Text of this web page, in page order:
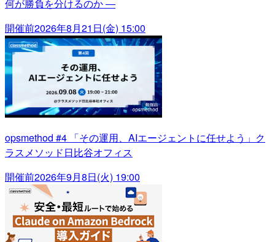
何が勝負を分けるのか ―
開催前2026年8月21日(金) 15:00
opsmethod #4 「その運用、AIエージェントに任せよう」ク
ラスメソッド日比谷オフィス
開催前2026年9月8日(火) 19:00